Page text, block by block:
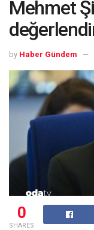
Mehmet
by Haber Gündem
0
SHARES